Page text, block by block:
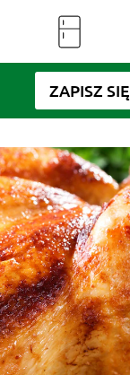
ZAPISZ SIĘ